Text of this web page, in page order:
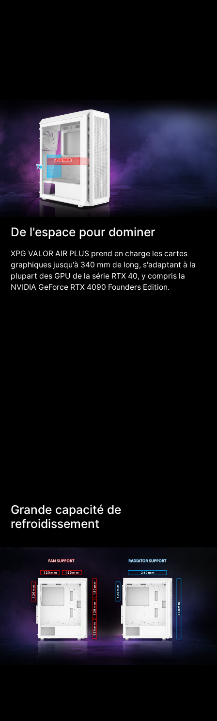
De l'espace pour dominer
XPG VALOR AIR PLUS prend en charge les cartes
graphiques jusqu'à 340 mm de long, s'adaptant à la
plupart des GPU de la série RTX 40, y compris la
NVIDIA GeForce RTX 4090 Founders Edition.
Grande capacité de
refroidissement